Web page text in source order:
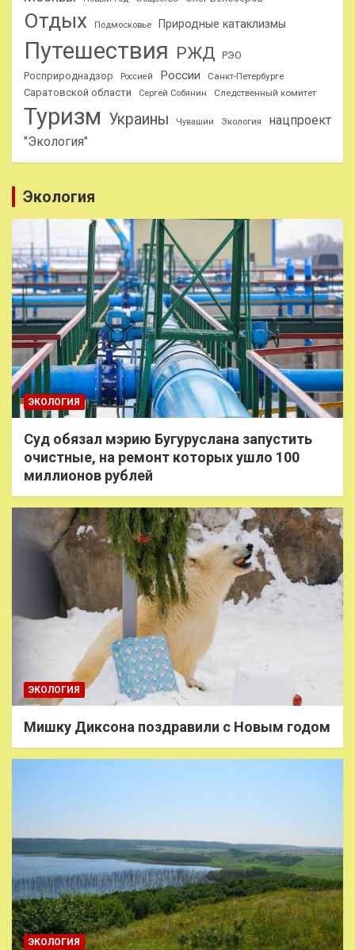
Отдых Подмосковье Природные катаклизмы
Путешествия РЖД РЭО
Росприроднадзор
Россией России Санкт-Петербурге
Саратовской области Сергей Собянин Следственный комитет
Туризм Украины Чувашии Экология
нацпроект
"Экология"
Экология
ЭКОЛОГИЯ
Суд обязал мэрию Бугуруслана запустить
очистные, на ремонт которых ушло 100
миллионов рублей
ЭКОЛОГИЯ
Мишку Диксона поздравили с Новым годом
ЭКОЛОГИЯ